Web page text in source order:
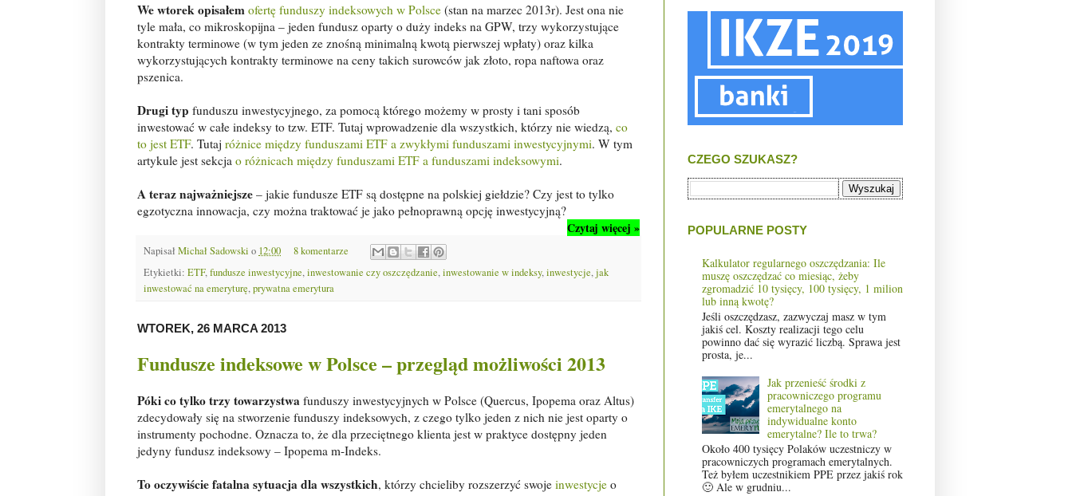
We wtorek opisałem ofertę funduszy indeksowych w Polsce (stan na marzec 2013r). Jest ona nie
tyle mała, co mikroskopijna – jeden fundusz oparty o duży indeks na GPW, trzy wykorzystujące
kontrakty terminowe (w tym jeden ze znośną minimalną kwotą pierwszej wpłaty) oraz kilka
wykorzystujących kontrakty terminowe na ceny takich surowców jak złoto, ropa naftowa oraz
pszenica.
Drugi typ funduszu inwestycyjnego, za pomocą którego możemy w prosty i tani sposób
inwestować w całe indeksy to tzw. ETF. Tutaj wprowadzenie dla wszystkich, którzy nie wiedzą, co
to jest ETF. Tutaj różnice między funduszami ETF a zwykłymi funduszami inwestycyjnymi. W tym
artykule jest sekcja o różnicach między funduszami ETF a funduszami indeksowymi.
A teraz najważniejsze – jakie fundusze ETF są dostępne na polskiej giełdzie? Czy jest to tylko
egzotyczna innowacja, czy można traktować je jako pełnoprawną opcję inwestycyjną?
Czytaj więcej »
Napisał Michał Sadowski o 12:00
8 komentarze
Etykietki: ETF,fundusze inwestycyjne,inwestowanie czy oszczędzanie,inwestowanie w indeksy,inwestycje,jak
inwestować na emeryturę,prywatna emerytura
WTOREK, 26 MARCA 2013
Fundusze indeksowe w Polsce – przegląd możliwości 2013
Póki co tylko trzy towarzystwa funduszy inwestycyjnych w Polsce (Quercus, Ipopema oraz Altus)
zdecydowały się na stworzenie funduszy indeksowych, z czego tylko jeden z nich nie jest oparty o
instrumenty pochodne. Oznacza to, że dla przeciętnego klienta jest w praktyce dostępny jeden
jedyny fundusz indeksowy – Ipopema m-Indeks.
To oczywiście fatalna sytuacja dla wszystkich, którzy chcieliby rozszerzyć swoje inwestycje o
CZEGO SZUKASZ?
POPULARNE POSTY
Kalkulator regularnego oszczędzania: Ile
muszę oszczędzać co miesiąc, żeby
zgromadzić 10 tysięcy, 100 tysięcy, 1 milion
lub inną kwotę?
Jeśli oszczędzasz, zazwyczaj masz w tym
jakiś cel. Koszty realizacji tego celu
powinno dać się wyrazić liczbą. Sprawa jest
prosta, je...
Jak przenieść środki z
pracowniczego programu
emerytalnego na
indywidualne konto
emerytalne? Ile to trwa?
Około 400 tysięcy Polaków uczestniczy w
pracowniczych programach emerytalnych.
Też byłem uczestnikiem PPE przez jakiś rok
🙂 Ale w grudniu...